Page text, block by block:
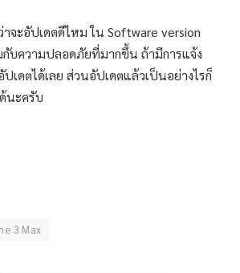
าจะอัปเดตดีไหม ใน Software version
บความปลอดภัยที่มากขึ้น ถ้ามีการแจ้ง
เดตได้เลย ส่วนอัปเดตแล้วเป็นอย่างไรก็
นะครับ
3 Max